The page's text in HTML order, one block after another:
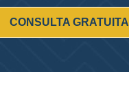
CONSULTA GRATUITA